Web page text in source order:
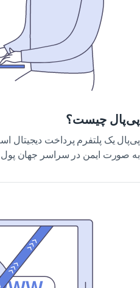
چیست؟
یک پلتفرم پرداخت دیجیتال
صورت ایمن در سراسر جهان پول